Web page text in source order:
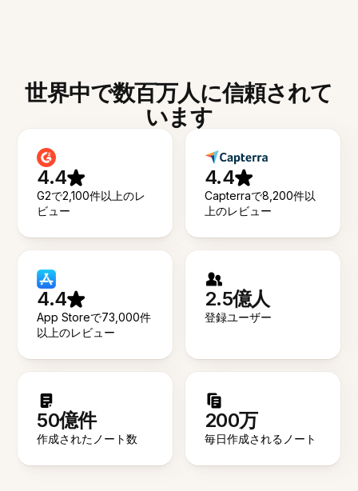
世界中で数百万人に信頼されて
います
4.4
G2で2,100件以上のレ
ビュー
4.4
Capterraで8,200件以
上のレビュー
4.4
App Storeで73,000件
以上のレビュー
2.5億人
登録ユーザー
50億件
作成されたノート数
200万
毎日作成されるノート